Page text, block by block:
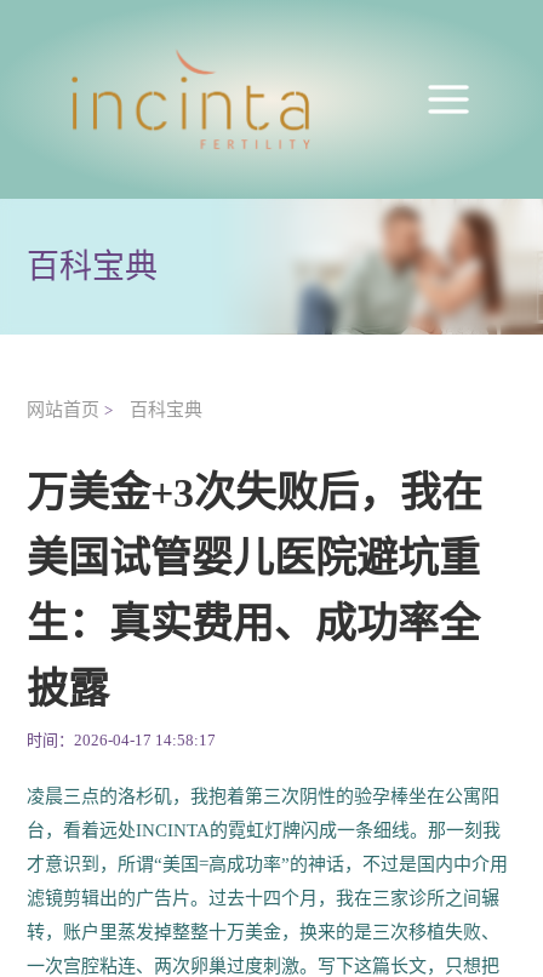
百科宝典
网站首页 > 百科宝典
万美金+3次失败后，我在
美国试管婴儿医院避坑重
生：真实费用、成功率全
披露
时间：2026-04-17 14:58:17
凌晨三点的洛杉矶，我抱着第三次阴性的验孕棒坐在公寓阳
台，看着远处INCINTA的霓虹灯牌闪成一条细线。那一刻我
才意识到，所谓“美国=高成功率”的神话，不过是国内中介用
滤镜剪辑出的广告片。过去十四个月，我在三家诊所之间辗
转，账户里蒸发掉整整十万美金，换来的是三次移植失败、
一次宫腔粘连、两次卵巢过度刺激。写下这篇长文，只想把